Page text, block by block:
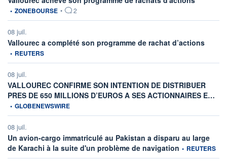
• ZONEBOURSE • 2
08 juil.
Vallourec a complété son programme de rachat d’actions
• REUTERS
08 juil.
VALLOUREC CONFIRME SON INTENTION DE DISTRIBUER
PRES DE 650 MILLIONS D’EUROS A SES ACTIONNAIRES E…
• GLOBENEWSWIRE
08 juil.
Un avion-cargo immatriculé au Pakistan a disparu au large
de Karachi à la suite d'un problème de navigation information
• REUTERS